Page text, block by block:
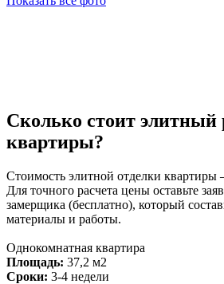
Сколько стоит элитный
квартиры?
Стоимость элитной отделки
Для точного расчета цены оставьте
замерщика (бесплатно), который
материалы и работы.
Однокомнатная квартира
Площадь: 37,2 м2
Сроки: 3-4 недели